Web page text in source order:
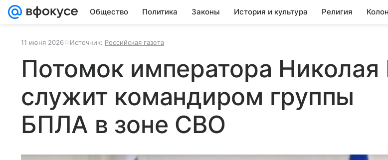
Общество Политика Законы История и культура Религия
11 июня 2026 Источник: Российская газета
Потомок императора Николая
служит командиром группы
БПЛА в зоне СВО